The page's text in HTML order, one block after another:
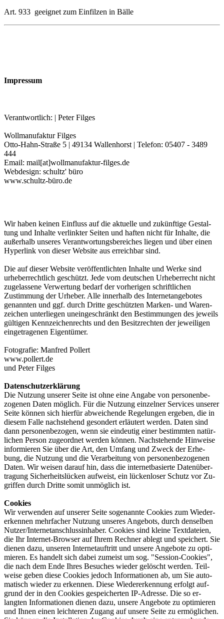
Art. 933 geeignet zum Einfilzen in Bälle
Impressum
Verantwortlich: | Peter Filges
Wollmanufaktur Filges
Otto-Hahn-Straße 5 | 49134 Wallenhorst | Telefon: 05407 - 3489
444
Email: mail[at]wollmanufaktur-filges.de
Webdesign: schultz' büro
www.schultz-büro.de
Wir haben keinen Ein­fluss auf die aktuelle und zukünf­tige Gestal­
tung und Inhalte verlinkter Seiten und haften nicht für Inhalte, die
außerhalb unseres Verant­wortungs­bereiches liegen und über einen
Hyper­link von dieser Web­site aus erreichbar sind.
Die auf dieser Website veröffentlichten Inhalte und Werke sind
urheber­rechtlich geschützt. Jede vom deutschen Urheberrecht nicht
zugelassene Verwertung bedarf der vorherigen schriftlichen
Zustimmung der Urheber. Alle innerhalb des Internetangebotes
genannten und ggf. durch Dritte geschützten Marken- und Waren­
zeichen unter­liegen unein­geschränkt den Bestim­mungen des jeweils
gültigen Kenn­zeichen­rechts und den Besitz­rechten der jeweiligen
einge­tragenen Eigen­tümer.
Fotografie: Manfred Pollert
www.pollert.de
und Peter Filges
Datenschutzerklärung
Die Nutzung unserer Seite ist ohne eine An­gabe von per­sonen­be­
zoge­nen Daten möglich. Für die Nut­zung einzelner Ser­vices unserer
Seite können sich hierfür ab­wei­chen­de Re­ge­lun­gen erge­ben, die in
diesem Falle nachs­tehend ge­son­dert erläu­tert werden. Daten sind
dann personen­bezogen, wenn sie ein­deutig einer be­stimm­ten na­tür­
lichen Per­son zu­geord­net wer­den können. Nach­stehende Hin­weise
in­for­mieren Sie über die Art, den Um­fang und Zweck der Er­he­
bung, die Nut­zung und die Ver­arbeitung von personen­bezogenen
Da­ten. Wir weisen darauf hin, dass die in­ternet­ba­sierte Daten­über­
tragung Sicherheits­lücken aufweist, ein lücken­loser Schutz vor Zu­
grif­fen durch Dritte somit un­mög­lich ist.
Cookies
Wir ver­wen­den auf unserer Seite so­genann­te Coo­kies zum Wieder­
erken­nen mehr­facher Nut­zung un­seres An­gebots, durch den­selben
Nutzer/Inter­netan­schluss­in­haber. Cookies sind kleine Text­da­teien,
die Ihr Inter­net-Browser auf Ihrem Rech­ner ablegt und spei­chert. Sie
die­nen dazu, unseren Inter­netauf­tritt und unsere An­gebo­te zu opti­
mie­ren. Es han­delt sich da­bei zu­meist um sog. "Session-Cookies",
die nach dem Ende Ihres Be­suches wie­der ge­löscht wer­den. Teil­
weise geben diese Coo­kies jedoch In­forma­tionen ab, um Sie auto­
matisch wieder zu erkennen. Diese Wieder­erken­nung er­folgt auf­
grund der in den Cookies ge­speicher­ten ­IP-Adresse. Die so er­
langten Infor­matio­nen die­nen da­zu, unsere An­gebo­te zu opti­mie­ren
und Ihnen einen leich­teren Zu­gang auf unsere Sei­te zu ermög­lichen.